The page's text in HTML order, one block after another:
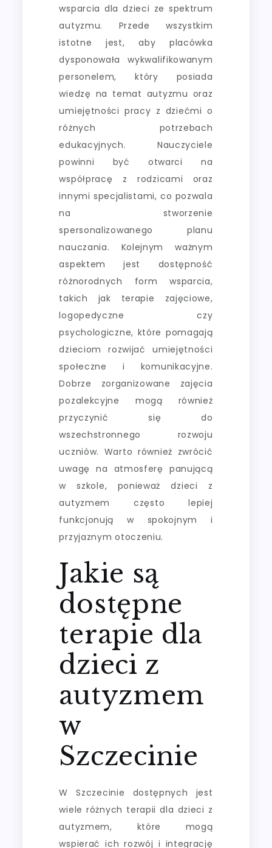
wsparcia dla dzieci ze spektrum
autyzmu. Przede wszystkim
istotne jest, aby placówka
dysponowała wykwalifikowanym
personelem, który posiada
wiedzę na temat autyzmu oraz
umiejętności pracy z dziećmi o
różnych potrzebach
edukacyjnych. Nauczyciele
powinni być otwarci na
współpracę z rodzicami oraz
innymi specjalistami, co pozwala
na stworzenie
spersonalizowanego planu
nauczania. Kolejnym ważnym
aspektem jest dostępność
różnorodnych form wsparcia,
takich jak terapie zajęciowe,
logopedyczne czy
psychologiczne, które pomagają
dzieciom rozwijać umiejętności
społeczne i komunikacyjne.
Dobrze zorganizowane zajęcia
pozalekcyjne mogą również
przyczynić się do
wszechstronnego rozwoju
uczniów. Warto również zwrócić
uwagę na atmosferę panującą
w szkole, ponieważ dzieci z
autyzmem często lepiej
funkcjonują w spokojnym i
przyjaznym otoczeniu.
Jakie są
dostępne
terapie dla
dzieci z
autyzmem
w
Szczecinie
W Szczecinie dostępnych jest
wiele różnych terapii dla dzieci z
autyzmem, które mogą
wspierać ich rozwój i integrację